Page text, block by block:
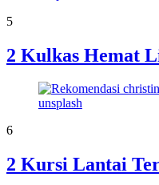
5
2 Kulkas Hemat
6
2 Kursi Lantai